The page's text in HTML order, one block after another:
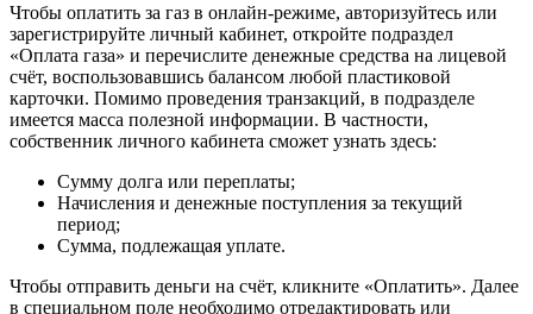
Чтобы оплатить за газ в онлайн-режиме, авторизуйтесь или
зарегистрируйте личный кабинет, откройте подраздел
«Оплата газа» и перечислите денежные средства на лицевой
счёт, воспользовавшись балансом любой пластиковой
карточки. Помимо проведения транзакций, в подразделе
имеется масса полезной информации. В частности,
собственник личного кабинета сможет узнать здесь:
Сумму долга или переплаты;
Начисления и денежные поступления за текущий
период;
Сумма, подлежащая уплате.
Чтобы отправить деньги на счёт, кликните «Оплатить». Далее
в специальном поле необходимо отредактировать или